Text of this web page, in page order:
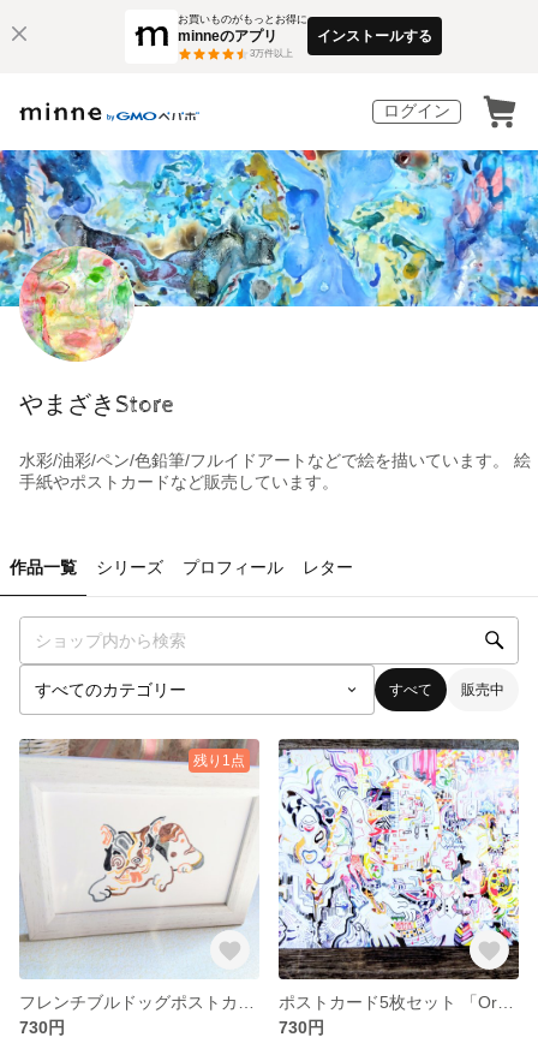
お買いものがもっとお得に
minneのアプリ
3万件以上
インストールする
ログイン
やまざきStore
水彩/油彩/ペン/色鉛筆/フルイドアートなどで絵を描いています。 絵
手紙やポストカードなど販売しています。
作品一覧 シリーズ プロフィール レター
すべて 販売中
残り1点
730円
730円